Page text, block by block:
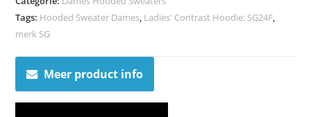
Tags: Hooded Sweater Dames, Ladies' Contrast Hoodie: SG24F,
merk SG
Meer product info